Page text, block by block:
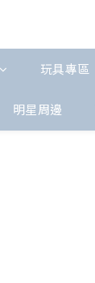
玩具專區
明星周邊